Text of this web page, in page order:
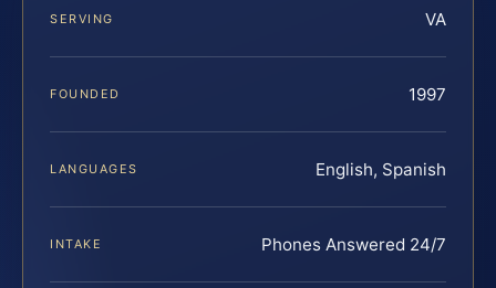
SERVING VA
FOUNDED 1997
LANGUAGES English, Spanish
INTAKE Phones Answered 24/7